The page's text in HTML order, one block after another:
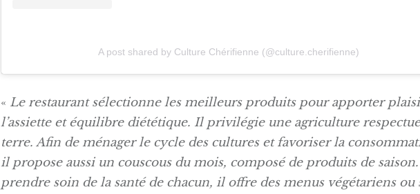
A post shared by Culture Chérifienne (@culture.cherifienne)
« Le restaurant sélectionne les meilleurs produits pour apporter
l’assiette et équilibre diététique. Il privilégie une agriculture
terre. Afin de ménager le cycle des cultures et favoriser la
il propose aussi un couscous du mois, composé de produits de
prendre soin de la santé de chacun, il offre des menus végétariens ou